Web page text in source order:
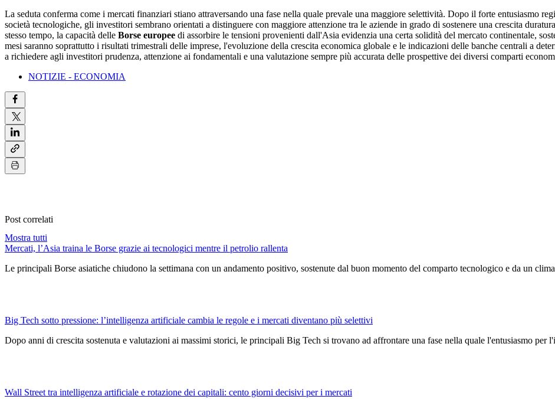
La seduta conferma come i mercati finanziari stiano attraversando una fase nella quale prevale una maggiore selettività. Dopo il forte entusiasmo
società tecnologiche, gli investitori sembrano orientati a distinguere con maggiore attenzione tra le aziende in grado di sostenere una crescita
stesso tempo, la capacità delle Borse europee di assorbire le tensioni provenienti dall'Asia evidenzia una certa solidità del mercato continentale,
mesi saranno soprattutto i risultati trimestrali delle imprese, l'evoluzione della crescita economica globale e le indicazioni delle banche centrali a
a richiedere agli investitori prudenza, attenzione ai fondamentali e una valutazione sempre più accurata delle prospettive dei diversi comparti
NOTIZIE - ECONOMIA
Post correlati
Mostra tutti
Mercati, l’Asia traina le Borse grazie ai tecnologici mentre il petrolio rallenta
Le principali Borse asiatiche chiudono la settimana con un andamento positivo, sostenute dal buon momento del comparto tecnologico e da un
Big Tech sotto pressione: l’intelligenza artificiale cambia le regole e i mercati diventano più selettivi
Dopo anni di crescita sostenuta e valutazioni ai massimi storici, le principali Big Tech si trovano ad affrontare una fase nella quale l'entusiasmo per
Wall Street tra intelligenza artificiale e rotazione dei capitali: cento giorni decisivi per i mercati